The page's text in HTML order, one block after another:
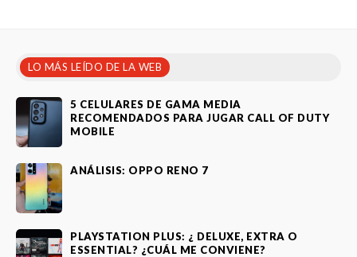
LO MÁS LEÍDO DE LA WEB
5 CELULARES DE GAMA MEDIA
RECOMENDADOS PARA JUGAR CALL OF DUTY
MOBILE
ANÁLISIS: OPPO RENO 7
PLAYSTATION PLUS: ¿ DELUXE, EXTRA O
ESSENTIAL? ¿CUÁL ME CONVIENE?